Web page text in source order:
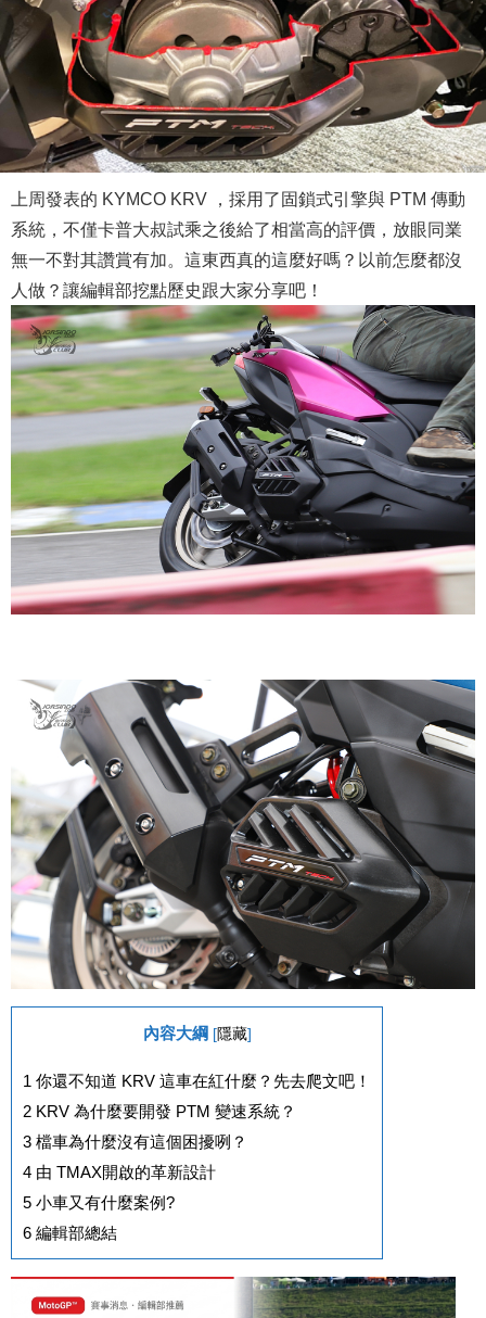
上周發表的 KYMCO KRV ，採用了固鎖式引擎與 PTM 傳動
系統，不僅卡普大叔試乘之後給了相當高的評價，放眼同業
無一不對其讚賞有加。這東西真的這麼好嗎？以前怎麼都沒
人做？讓編輯部挖點歷史跟大家分享吧！
內容大綱 [隱藏]
1 你還不知道 KRV 這車在紅什麼？先去爬文吧！
2 KRV 為什麼要開發 PTM 變速系統？
3 檔車為什麼沒有這個困擾咧？
4 由 TMAX開啟的革新設計
5 小車又有什麼案例?
6 編輯部總結